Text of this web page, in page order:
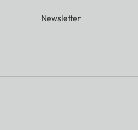
Newsletter